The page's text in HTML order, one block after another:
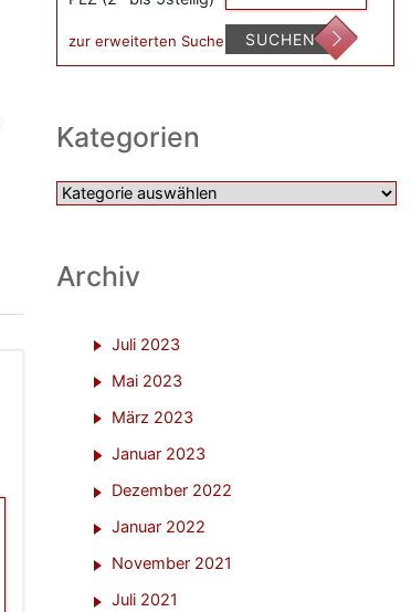
zur erweiterten Suche SUCHEN
Kategorien
Kategorien
Archiv
Juli 2023
Mai 2023
März 2023
Januar 2023
Dezember 2022
Januar 2022
November 2021
Juli 2021